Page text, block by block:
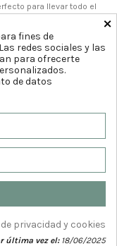
para llevar todo el
porGrupoDw.es
×
fines de
redes sociales y las
para ofrecerte
de datos
privacidad y cookies
última vez el:18/06/2025